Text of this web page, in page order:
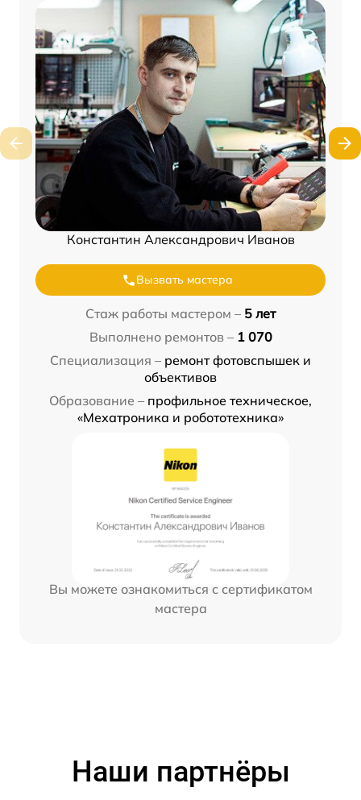
Константин Александрович Иванов
Вызвать мастера
Стаж работы мастером – 5 лет
Выполнено ремонтов – 1 070
Специализация – ремонт фотовспышек и
объективов
Образование – профильное техническое,
«Мехатроника и робототехника»
Вы можете ознакомиться с сертификатом
мастера
Наши партнёры